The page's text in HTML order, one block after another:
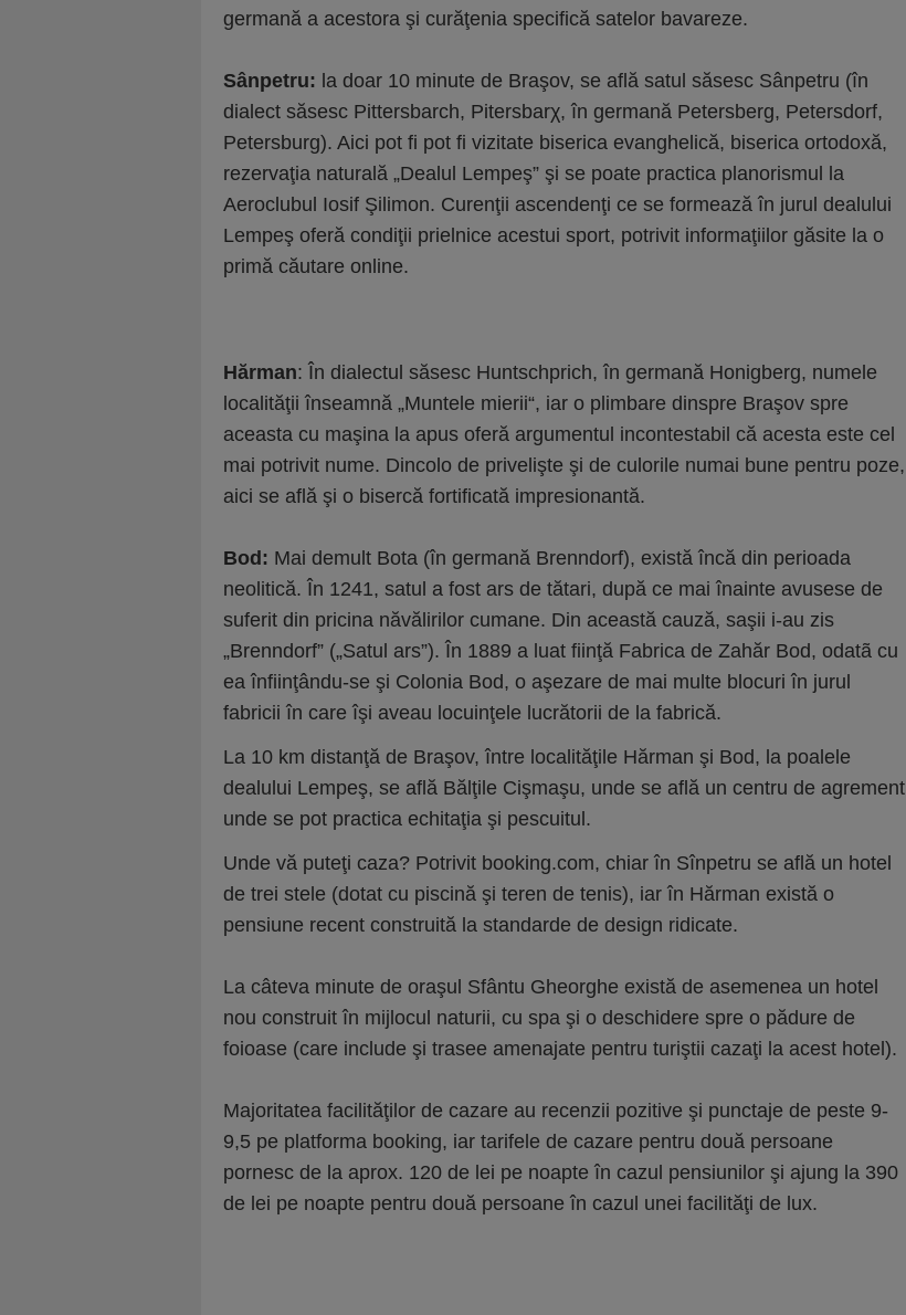
germană a acestora şi curăţenia specifică satelor bavareze.
Sânpetru: la doar 10 minute de Braşov, se află satul săsesc Sânpetru (în
dialect săsesc Pittersbarch, Pitersbarχ, în germană Petersberg, Petersdorf,
Petersburg). Aici pot fi pot fi vizitate biserica evanghelică, biserica ortodoxă,
rezervaţia naturală „Dealul Lempeş” şi se poate practica planorismul la
Aeroclubul Iosif Şilimon. Curenţii ascendenţi ce se formează în jurul dealului
Lempeş oferă condiţii prielnice acestui sport, potrivit informaţiilor găsite la o
primă căutare online.
Hărman: În dialectul săsesc Huntschprich, în germană Honigberg, numele
localităţii înseamnă „Muntele mierii“, iar o plimbare dinspre Braşov spre
aceasta cu maşina la apus oferă argumentul incontestabil că acesta este cel
mai potrivit nume. Dincolo de privelişte şi de culorile numai bune pentru poze,
aici se află şi o bisercă fortificată impresionantă.
Bod: Mai demult Bota (în germană Brenndorf), există încă din perioada
neolitică. În 1241, satul a fost ars de tătari, după ce mai înainte avusese de
suferit din pricina năvălirilor cumane. Din această cauză, saşii i-au zis
„Brenndorf” („Satul ars”). În 1889 a luat fiinţă Fabrica de Zahăr Bod, odatã cu
ea înfiinţându-se şi Colonia Bod, o aşezare de mai multe blocuri în jurul
fabricii în care îşi aveau locuinţele lucrătorii de la fabrică.
La 10 km distanţă de Braşov, între localităţile Hărman şi Bod, la poalele
dealului Lempeş, se află Bălţile Cişmaşu, unde se află un centru de agrement
unde se pot practica echitaţia şi pescuitul.
Unde vă puteţi caza? Potrivit booking.com, chiar în Sînpetru se află un hotel
de trei stele (dotat cu piscină şi teren de tenis), iar în Hărman există o
pensiune recent construită la standarde de design ridicate.
La câteva minute de oraşul Sfântu Gheorghe există de asemenea un hotel
nou construit în mijlocul naturii, cu spa şi o deschidere spre o pădure de
foioase (care include şi trasee amenajate pentru turiştii cazaţi la acest hotel).
Majoritatea facilităţilor de cazare au recenzii pozitive şi punctaje de peste 9-
9,5 pe platforma booking, iar tarifele de cazare pentru două persoane
pornesc de la aprox. 120 de lei pe noapte în cazul pensiunilor şi ajung la 390
de lei pe noapte pentru două persoane în cazul unei facilităţi de lux.